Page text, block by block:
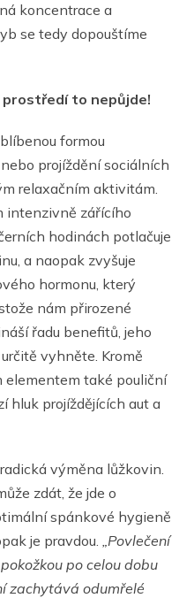
koncentrace a
se tedy dopouštíme
to nepůjde!
formou
projíždění sociálních
relaxačním aktivitám.
intenzivně zářícího
hodinách potlačuje
a naopak zvyšuje
hormonu, který
nám přirozené
řadu benefitů, jeho
vyhněte. Kromě
elementem také pouliční
hluk projíždějících aut a
výměna lůžkovin.
zdát, že jde o
spánkové hygieně
je pravdou.„Povlečení
po celou dobu
zachytává odumřelé